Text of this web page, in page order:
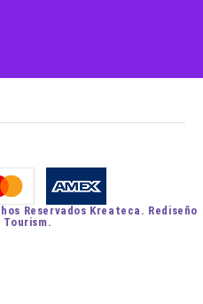
Reservados Kreateca. Rediseño
Tourism.